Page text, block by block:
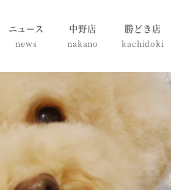
ニュース
news
中野店
nakano
勝どき店
kachidoki